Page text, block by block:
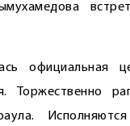
официальная
Торжественно